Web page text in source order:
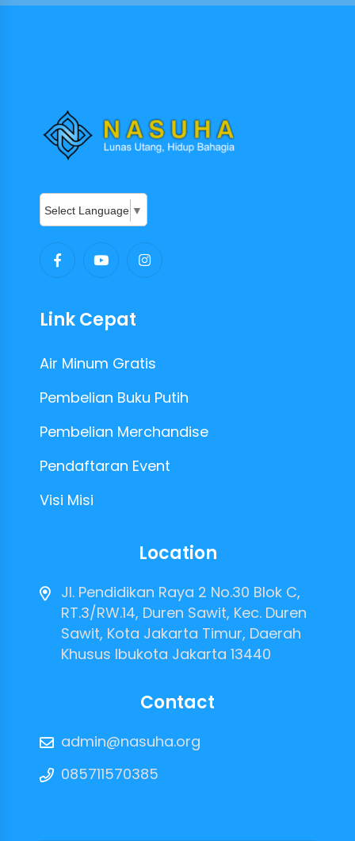
Select Language ▼
Link Cepat
Air Minum Gratis
Pembelian Buku Putih
Pembelian Merchandise
Pendaftaran Event
Visi Misi
Location
Jl. Pendidikan Raya 2 No.30 Blok C,
RT.3/RW.14, Duren Sawit, Kec. Duren
Sawit, Kota Jakarta Timur, Daerah
Khusus Ibukota Jakarta 13440
Contact
admin@nasuha.org
085711570385